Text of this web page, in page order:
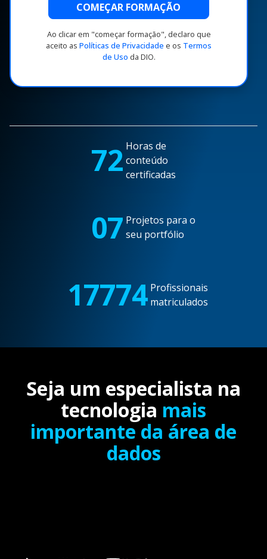
COMEÇAR FORMAÇÃO
Ao clicar em "começar formação", declaro que
aceito as Políticas de Privacidade e os Termos
de Uso da DIO.
72 Horas de
conteúdo
certificadas
07 Projetos para o
seu portfólio
17774 Profissionais
matriculados
Seja um especialista na
tecnologia mais
importante da área de
dados